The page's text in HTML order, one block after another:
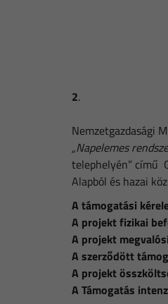
2.
Nemzetgazdasági
„Napelemes
telephelyén” című
Alapból és hazai
A támogatási
A projekt fizikai
A projekt
A szerződött
A projekt
A Támogatás